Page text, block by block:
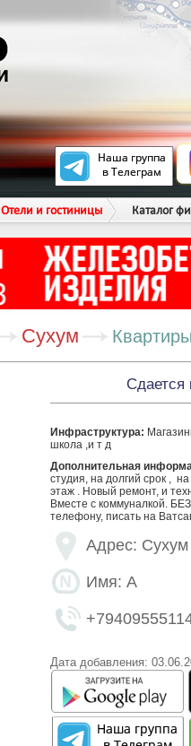
Отели и гостиницы Каталог
Сухум
Сдается
Инфраструктура:
школа ,и т д
Дополнительная
студия, на долгий срок ,
этаж . Новый ремонт, и
Вместе с коммуналкой.
телефону, писать на
Адрес: Сухум
Имя: А
Дата добавления: